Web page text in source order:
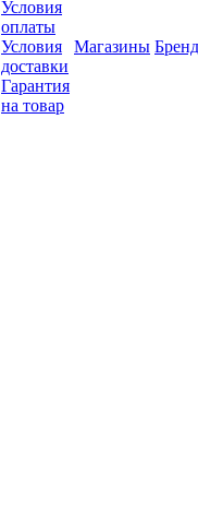
Условия
оплаты
Условия
доставки
Гарантия
на товар
Магазины